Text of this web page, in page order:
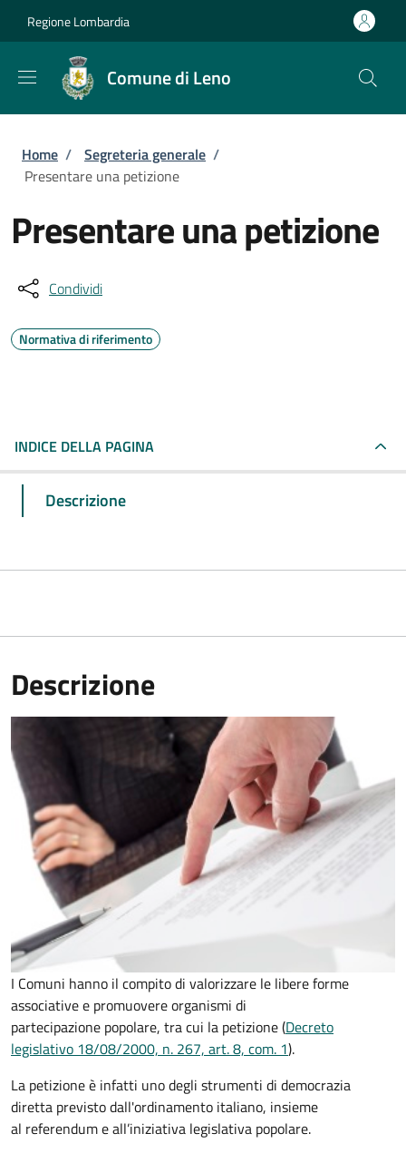
Regione Lombardia
Comune di Leno
Briciole di pane
Home / Segreteria generale /
Presentare una petizione
Presentare una petizione
Condividi
Normativa di riferimento
INDICE DELLA PAGINA
Descrizione
Descrizione
I Comuni hanno il compito di valorizzare le libere forme
associative e promuovere organismi di
partecipazione popolare, tra cui la petizione (Decreto
legislativo 18/08/2000, n. 267, art. 8, com. 1).
La petizione è infatti uno degli strumenti di democrazia
diretta previsto dall'ordinamento italiano, insieme
al referendum e all’iniziativa legislativa popolare.